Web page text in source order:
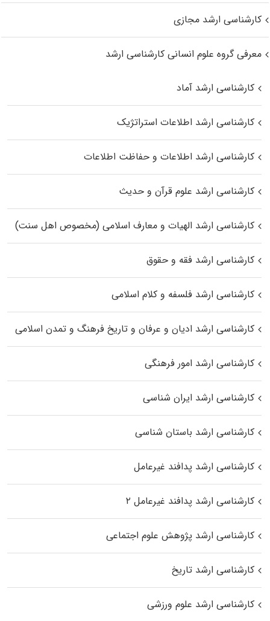
کارشناسی ارشد مجازی
معرفی گروه علوم انسانی کارشناسی ارشد
کارشناسی ارشد آماد
کارشناسی ارشد اطلاعات استراتژیک
کارشناسی ارشد اطلاعات و حفاظت اطلاعات
کارشناسی ارشد علوم قرآن و حدیث
کارشناسی ارشد الهیات و معارف اسلامی (مخصوص اهل سنت)
کارشناسی ارشد فقه و حقوق
کارشناسی ارشد فلسفه و کلام اسلامی
کارشناسی ارشد ادیان و عرفان و تاریخ فرهنگ و تمدن اسلامی
کارشناسی ارشد امور فرهنگی
کارشناسی ارشد ایران شناسی
کارشناسی ارشد باستان شناسی
کارشناسی ارشد پدافند غیرعامل
کارشناسی ارشد پدافند غیرعامل ۲
کارشناسی ارشد پژوهش علوم اجتماعی
کارشناسی ارشد تاریخ
کارشناسی ارشد علوم ورزشی